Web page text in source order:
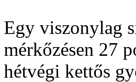
Egy viszonylag
mérkőzésen 27
hétvégi kettős